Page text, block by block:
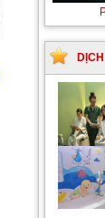
Thay
Trung
mẹ bầu